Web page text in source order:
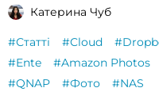
Катерина Чуб
#Статті #Cloud
#Ente
#Amazon Photos
#QNAP
#Фото #NAS